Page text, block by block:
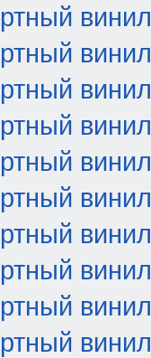
винил
винил
винил
винил
винил
винил
винил
винил
винил
винил